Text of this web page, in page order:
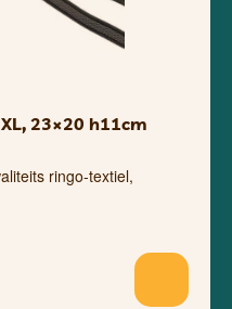
23×20 h11cm
ringo-textiel,